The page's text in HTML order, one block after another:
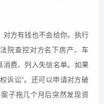
方有钱也不会给你。执行
院查控对方名下房产、车
费、列入失信名单。如果
诉讼”。还可以申请对方破
子拖几个月后突然发现资